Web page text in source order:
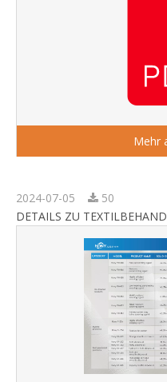
Mehr
2024-07-05
50
DETAILS ZU